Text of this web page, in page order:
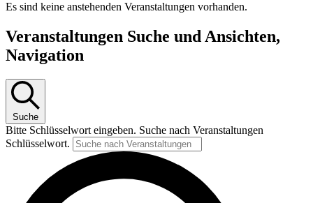
Es sind keine anstehenden Veranstaltungen vorhanden.
Veranstaltungen Suche und Ansichten,
Navigation
Suche
Bitte Schlüsselwort eingeben. Suche nach Veranstaltungen
Schlüsselwort.